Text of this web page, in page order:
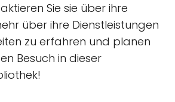
Sie sie über ihre
über ihre Dienstleistungen
zu erfahren und planen
Besuch in dieser